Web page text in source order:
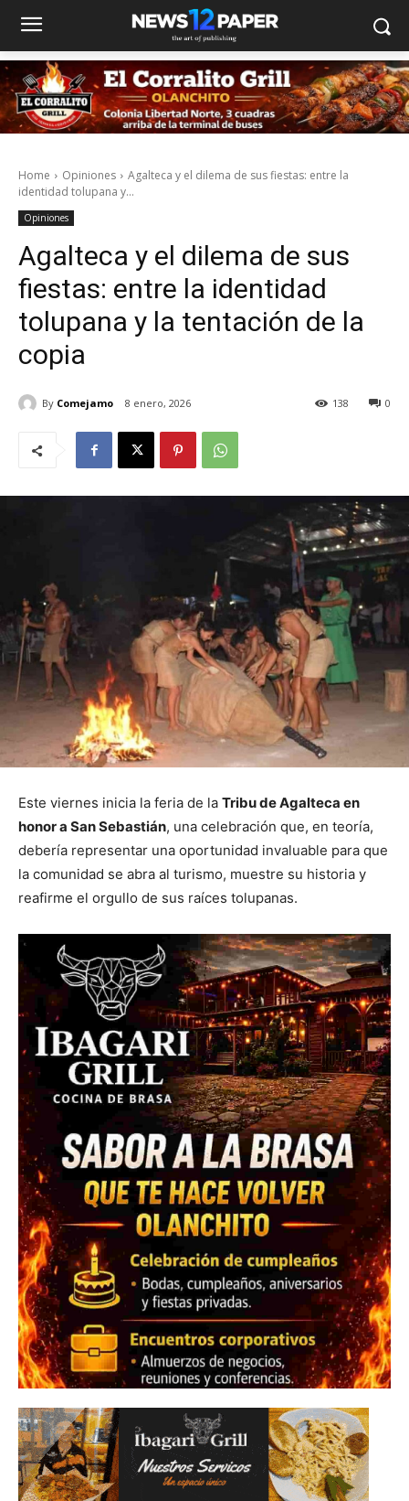
Home Opiniones
Agalteca y el dilema de sus fiestas: entre la
identidad tolupana y...
Opiniones
Agalteca y el dilema de sus
fiestas: entre la identidad
tolupana y la tentación de la
copia
By Comejamo 8 enero, 2026 0
138
Este viernes inicia la feria de la Tribu de Agalteca en
honor a San Sebastián, una celebración que, en teoría,
debería representar una oportunidad invaluable para que
la comunidad se abra al turismo, muestre su historia y
reafirme el orgullo de sus raíces tolupanas.